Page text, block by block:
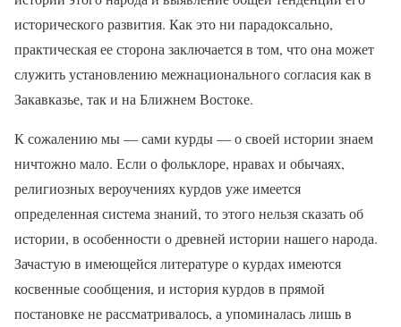
исторического развития. Как это ни парадоксально,
практическая ее сторона заключается в том, что она может
служить установлению межнационального согласия как в
Закавказье, так и на Ближнем Востоке.
К сожалению мы — сами курды — о своей истории знаем
ничтожно мало. Если о фольклоре, нравах и обычаях,
религиозных вероучениях курдов уже имеется
определенная система знаний, то этого нельзя сказать об
истории, в особенности о древней истории нашего народа.
Зачастую в имеющейся литературе о курдах имеются
косвенные сообщения, и история курдов в прямой
постановке не рассматривалось, а упоминалась лишь в